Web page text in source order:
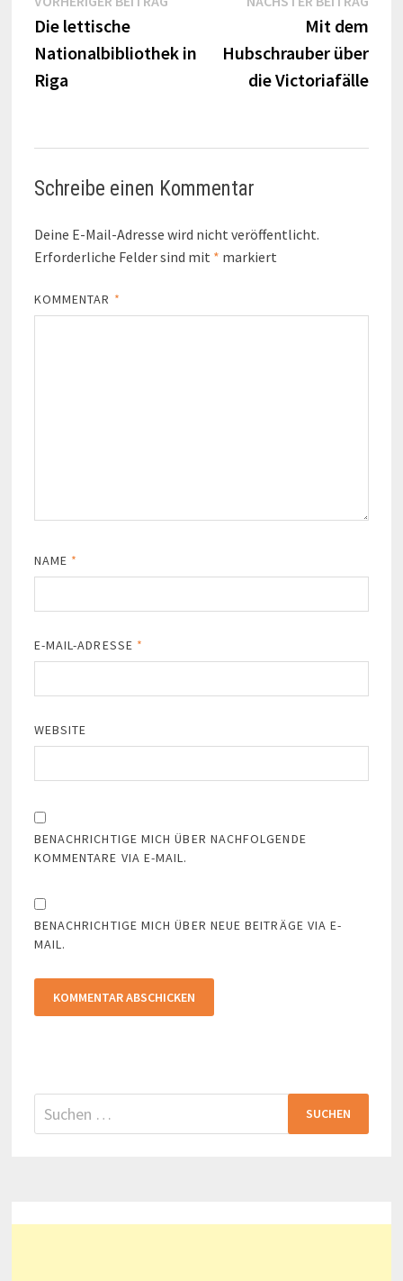
Die lettische
Nationalbibliothek in
Riga
Mit dem
Hubschrauber über
die Victoriafälle
Schreibe einen Kommentar
Deine E-Mail-Adresse wird nicht veröffentlicht.
Erforderliche Felder sind mit * markiert
KOMMENTAR *
NAME *
E-MAIL-ADRESSE *
WEBSITE
BENACHRICHTIGE MICH ÜBER NACHFOLGENDE
KOMMENTARE VIA E-MAIL.
BENACHRICHTIGE MICH ÜBER NEUE BEITRÄGE VIA E-
MAIL.
Suchen
nach: